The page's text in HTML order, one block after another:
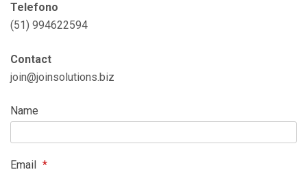
Telefono
(51) 994622594
Contact
join@joinsolutions.biz
Name
Email *